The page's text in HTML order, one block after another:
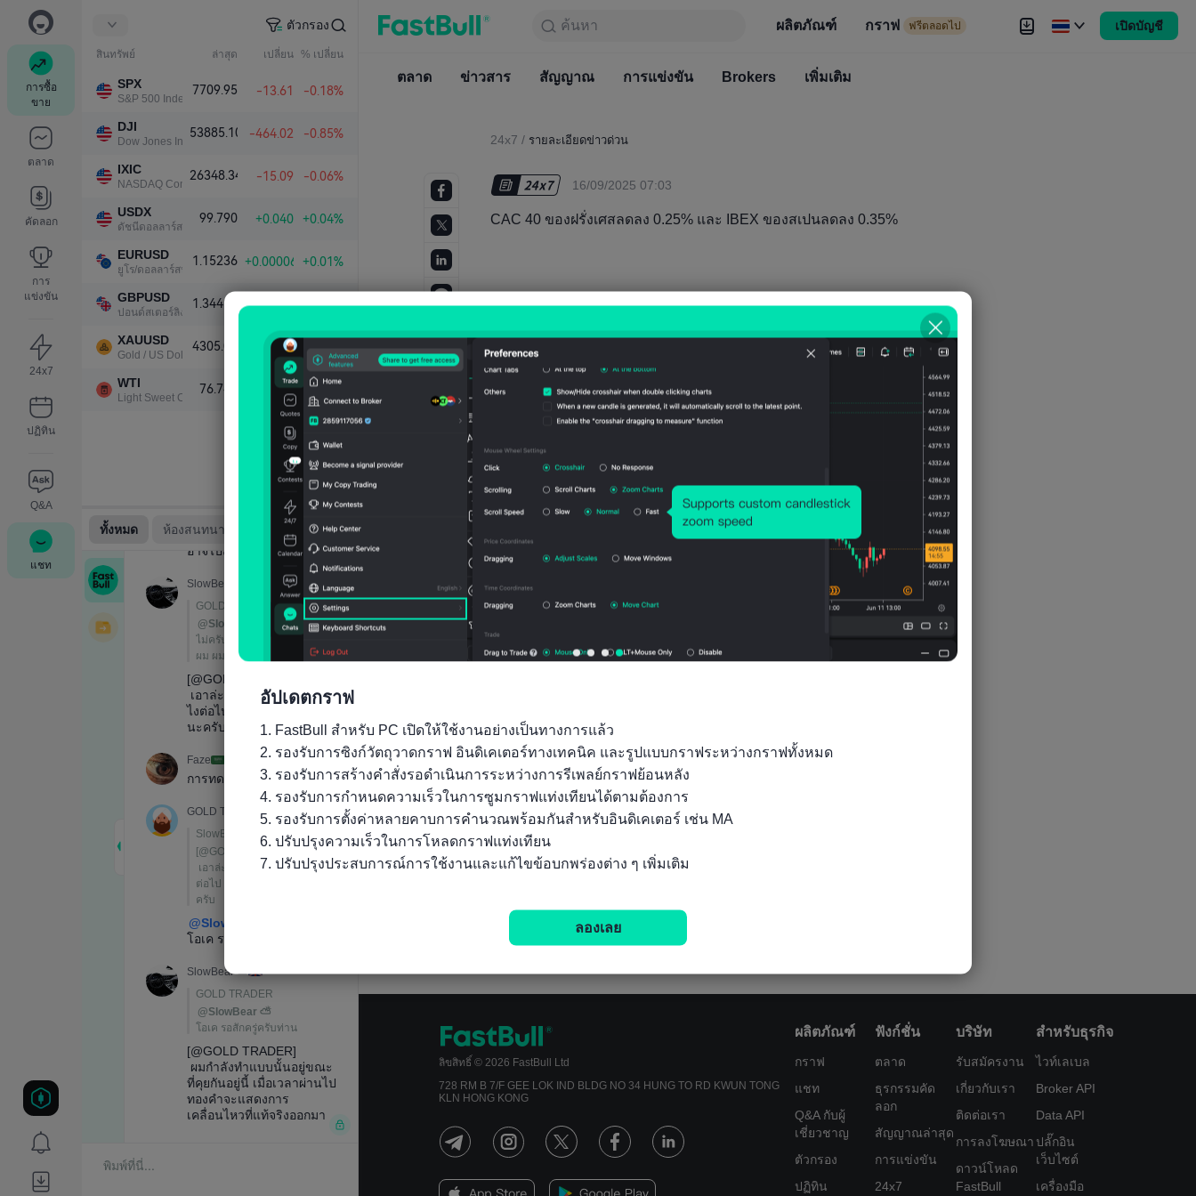
การซื้อ
ขาย
ตลาด
คัดลอก
การ
แข่งขัน
24x7
ปฏิทิน
Q&A
แชท
ตัวกรอง
สินทรัพย์ ล่าสุด เปลี่ยน % เปลี่ยน
SPX
S&P 500 Index
7709.95 -13.61 -0.18%
DJI
Dow Jones Industrial Average
53885.10 -464.02 -0.85%
IXIC
NASDAQ Composite Index
26348.34 -15.09 -0.06%
USDX
ดัชนีดอลลาร์สหรัฐ
99.790 +0.040 +0.04%
EURUSD
ยูโร/ดอลลาร์สหรัฐ
1.15236 +0.00006 +0.01%
GBPUSD
ปอนด์สเตอร์ลิง/ดอลลาร์สหรัฐ
1.34414 -0.00113 -0.08%
XAUUSD
Gold / US Dollar
4305.06 +65.04 +1.53%
WTI
Light Sweet Crude Oil
76.747 -0.592 -0.77%
ค้นหา ผลิตภัณฑ์ กราฟ ฟรีตลอดไป
ตลาด ข่าวสาร สัญญาณ การแข่งขัน
เปิดบัญชี
ค้นหา
ฟรีตลอดไป
ตลาด ข่าวสาร สัญญาณ การแข่งขัน Brokers เพิ่มเติม
24x7 / รายละเอียดข่าวด่วน
16/09/2025 07:03
CAC 40 ของฝรั่งเศสลดลง 0.25% และ IBEX ของสเปนลดลง 0.35%
ลิขสิทธิ์ © 2026 FastBull Ltd
728 RM B 7/F GEE LOK IND BLDG NO 34 HUNG TO RD KWUN TONG
KLN HONG KONG
ผลิตภัณฑ์
กราฟ
แชท
Q&A กับผู้
เชี่ยวชาญ
ตัวกรอง
ปฏิทิน
ฟังก์ชั่น
ตลาด
ธุรกรรมคัด
ลอก
สัญญาณล่าสุด
การแข่งขัน
24x7
บริษัท
รับสมัครงาน
เกี่ยวกับเรา
ติดต่อเรา
การลงโฆษณา
ดาวน์โหลด
FastBull
สำหรับธุรกิจ
ไวท์เลเบล
Broker API
Data API
ปลั๊กอิน
เว็บไซต์
เครื่องมือ
อัปเดตกราฟ
1. FastBull สำหรับ PC เปิดให้ใช้งานอย่างเป็นทางการแล้ว
2. รองรับการซิงก์วัตถุวาดกราฟ อินดิเคเตอร์ทางเทคนิค และรูปแบบกราฟระหว่างกราฟทั้งหมด
3. รองรับการสร้างคำสั่งรอดำเนินการระหว่างการรีเพลย์กราฟย้อนหลัง
4. รองรับการกำหนดความเร็วในการซูมกราฟแท่งเทียนได้ตามต้องการ
5. รองรับการตั้งค่าหลายคาบการคำนวณพร้อมกันสำหรับอินดิเคเตอร์ เช่น MA
6. ปรับปรุงความเร็วในการโหลดกราฟแท่งเทียน
7. ปรับปรุงประสบการณ์การใช้งานและแก้ไขข้อบกพร่องต่าง ๆ เพิ่มเติม
ลองเลย